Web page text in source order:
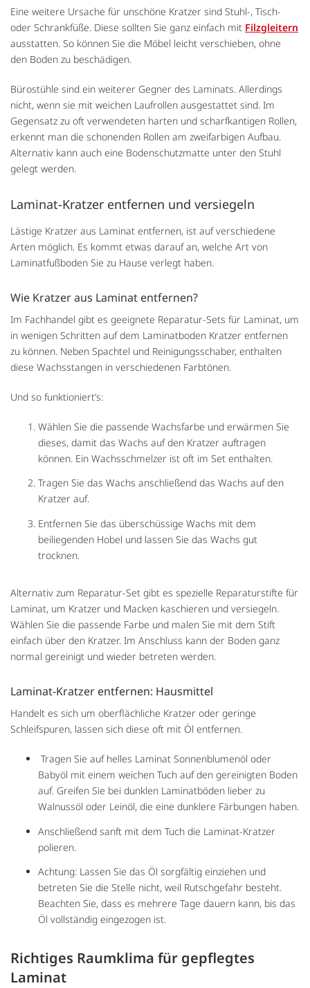
Eine weitere Ursache für unschöne Kratzer sind Stuhl-, Tisch-
oder Schrankfüße. Diese sollten Sie ganz einfach mit Filzgleitern
ausstatten. So können Sie die Möbel leicht verschieben, ohne
den Boden zu beschädigen.
Bürostühle sind ein weiterer Gegner des Laminats. Allerdings
nicht, wenn sie mit weichen Laufrollen ausgestattet sind. Im
Gegensatz zu oft verwendeten harten und scharfkantigen Rollen,
erkennt man die schonenden Rollen am zweifarbigen Aufbau.
Alternativ kann auch eine Bodenschutzmatte unter den Stuhl
gelegt werden.
Laminat-Kratzer entfernen und versiegeln
Lästige Kratzer aus Laminat entfernen, ist auf verschiedene
Arten möglich. Es kommt etwas darauf an, welche Art von
Laminatfußboden Sie zu Hause verlegt haben.
Wie Kratzer aus Laminat entfernen?
Im Fachhandel gibt es geeignete Reparatur-Sets für Laminat, um
in wenigen Schritten auf dem Laminatboden Kratzer entfernen
zu können. Neben Spachtel und Reinigungsschaber, enthalten
diese Wachsstangen in verschiedenen Farbtönen.
Und so funktioniert’s:
Wählen Sie die passende Wachsfarbe und erwärmen Sie
dieses, damit das Wachs auf den Kratzer auftragen
können. Ein Wachsschmelzer ist oft im Set enthalten.
Tragen Sie das Wachs anschließend das Wachs auf den
Kratzer auf.
Entfernen Sie das überschüssige Wachs mit dem
beiliegenden Hobel und lassen Sie das Wachs gut
trocknen.
Alternativ zum Reparatur-Set gibt es spezielle Reparaturstifte für
Laminat, um Kratzer und Macken kaschieren und versiegeln.
Wählen Sie die passende Farbe und malen Sie mit dem Stift
einfach über den Kratzer. Im Anschluss kann der Boden ganz
normal gereinigt und wieder betreten werden.
Laminat-Kratzer entfernen: Hausmittel
Handelt es sich um oberflächliche Kratzer oder geringe
Schleifspuren, lassen sich diese oft mit Öl entfernen.
Tragen Sie auf helles Laminat Sonnenblumenöl oder
Babyöl mit einem weichen Tuch auf den gereinigten Boden
auf. Greifen Sie bei dunklen Laminatböden lieber zu
Walnussöl oder Leinöl, die eine dunklere Färbungen haben.
Anschließend sanft mit dem Tuch die Laminat-Kratzer
polieren.
Achtung: Lassen Sie das Öl sorgfältig einziehen und
betreten Sie die Stelle nicht, weil Rutschgefahr besteht.
Beachten Sie, dass es mehrere Tage dauern kann, bis das
Öl vollständig eingezogen ist.
Richtiges Raumklima für gepflegtes
Laminat